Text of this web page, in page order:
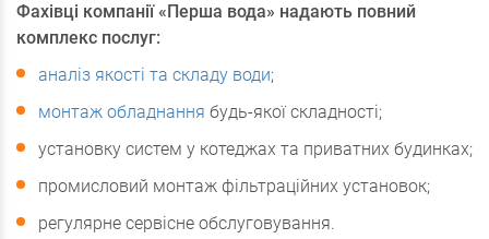
Фахівці компанії «Перша вода» надають повний
комплекс послуг:
аналіз якості та складу води;
монтаж обладнання будь-якої складності;
установку систем у котеджах та приватних будинках;
промисловий монтаж фільтраційних установок;
регулярне сервісне обслуговування.